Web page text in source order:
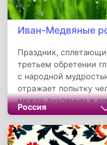
Иван-Медвяные
Праздник,
третьем обретении
с народной
отражает попытку
между духовным и
святому защитить
приметы
Традиции этого дня,
Россия